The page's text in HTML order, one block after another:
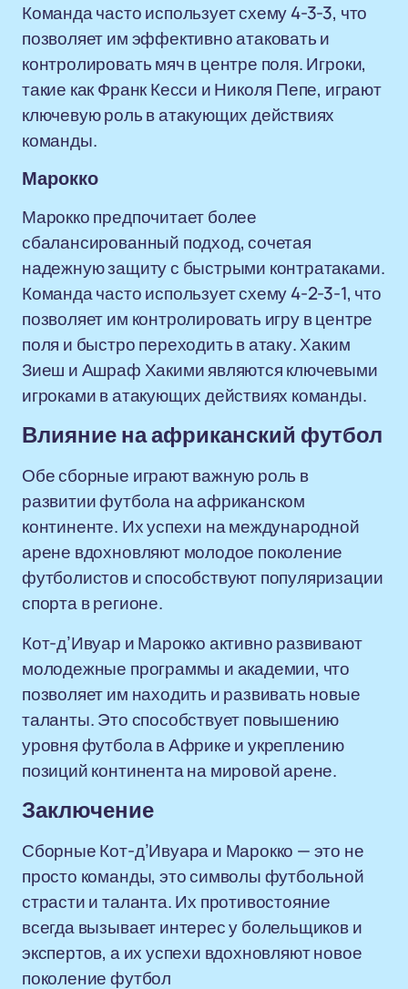
Команда часто использует схему 4-3-3, что
позволяет им эффективно атаковать и
контролировать мяч в центре поля. Игроки,
такие как Франк Кесси и Николя Пепе, играют
ключевую роль в атакующих действиях
команды.
Марокко
Марокко предпочитает более
сбалансированный подход, сочетая
надежную защиту с быстрыми контратаками.
Команда часто использует схему 4-2-3-1, что
позволяет им контролировать игру в центре
поля и быстро переходить в атаку. Хаким
Зиеш и Ашраф Хакими являются ключевыми
игроками в атакующих действиях команды.
Влияние на африканский футбол
Обе сборные играют важную роль в
развитии футбола на африканском
континенте. Их успехи на международной
арене вдохновляют молодое поколение
футболистов и способствуют популяризации
спорта в регионе.
Кот-д’Ивуар и Марокко активно развивают
молодежные программы и академии, что
позволяет им находить и развивать новые
таланты. Это способствует повышению
уровня футбола в Африке и укреплению
позиций континента на мировой арене.
Заключение
Сборные Кот-д’Ивуара и Марокко — это не
просто команды, это символы футбольной
страсти и таланта. Их противостояние
всегда вызывает интерес у болельщиков и
экспертов, а их успехи вдохновляют новое
поколение футбол